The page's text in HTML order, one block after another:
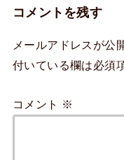
コメントを残す
メールアドレスが公
付いている欄は必須
コメント ※